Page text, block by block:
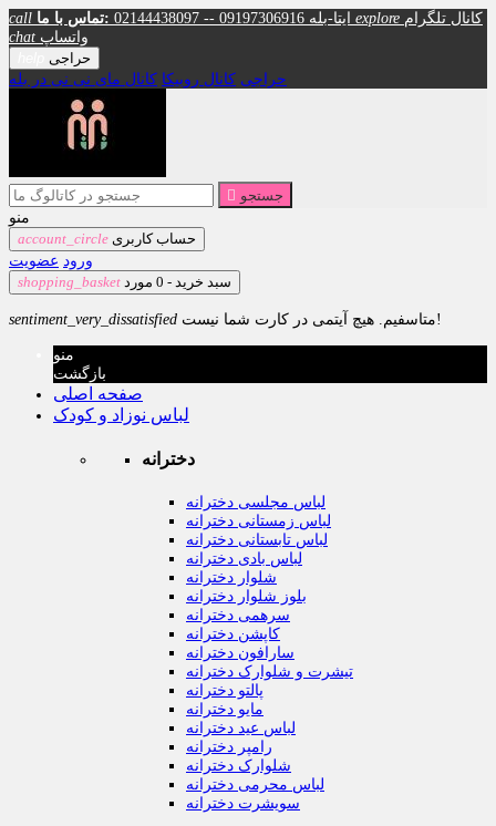
call تماس با ما: 02144438097 -- 09197306916 ایتا-بله explore کانال تلگرام
chat واتساپ
حراجی
حراجی کانال روبیکا کانال مای نی نی در بله
 جستجو
منو
account_circle حساب کاربری
ورود عضویت
shopping_basket سبد خرید - 0 مورد
sentiment_very_dissatisfied
متاسفیم. هیچ آیتمی در کارت شما نیست!
منو
بازگشت
صفحه اصلی
لباس نوزاد و کودک
دخترانه
لباس مجلسی دخترانه
لباس زمستانی دخترانه
لباس تابستانی دخترانه
لباس بادی دخترانه
شلوار دخترانه
بلوز شلوار دخترانه
سرهمی دخترانه
کاپشن دخترانه
سارافون دخترانه
تیشرت و شلوارک دخترانه
پالتو دخترانه
مایو دخترانه
لباس عید دخترانه
رامپر دخترانه
شلوارک دخترانه
لباس محرمی دخترانه
سویشرت دخترانه